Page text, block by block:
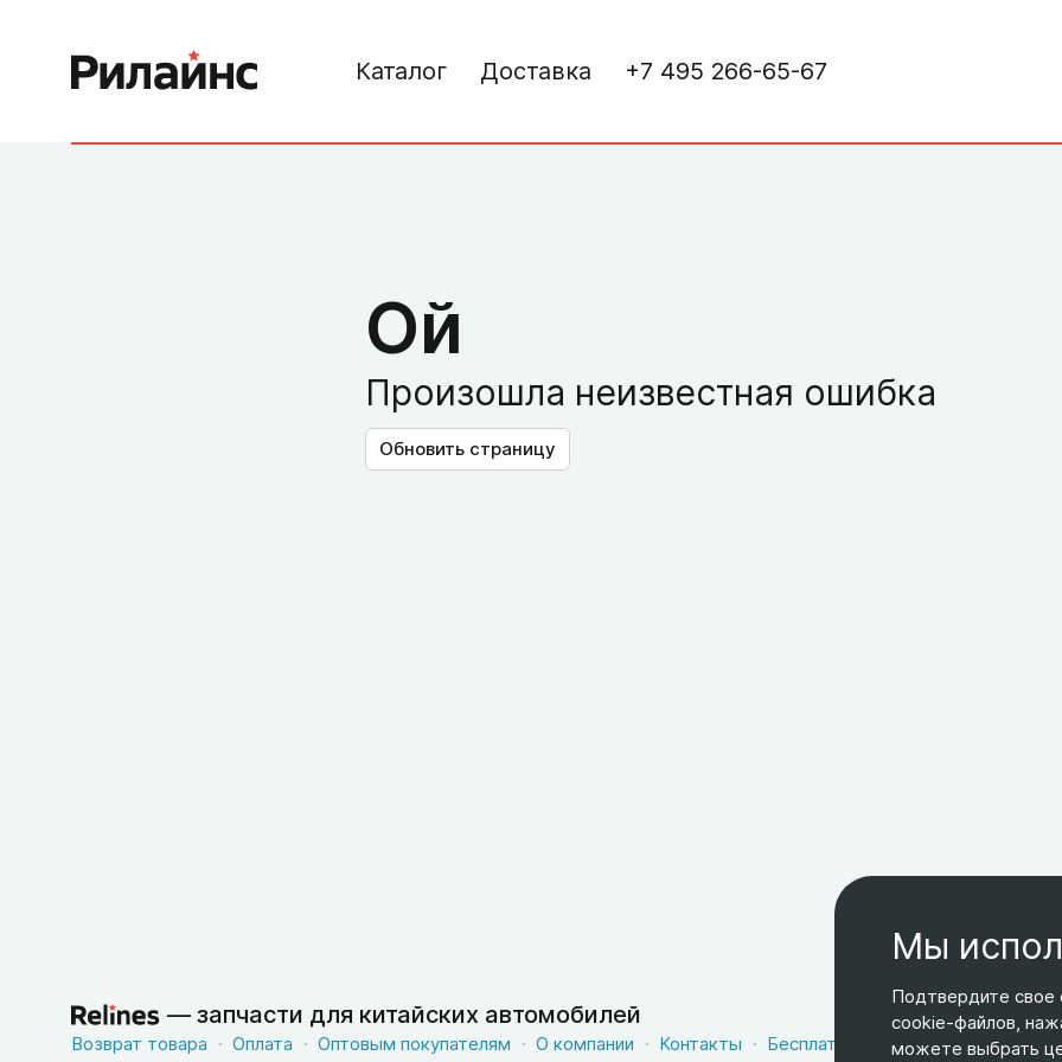
Каталог Доставка +7 495 266-65-67
Ой
Произошла неизвестная ошибка
Обновить страницу
— запчасти для китайских автомобилей
Возврат товара Оплата Оптовым покупателям О компании Контакты Бесплатная доставка
Оферта
Мы
Подтвердите свое
cookie-файлов,
можете выбрать